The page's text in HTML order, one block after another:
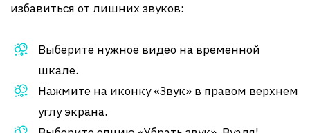
избавиться от лишних звуков:
Выберите нужное видео на временной
шкале.
Нажмите на иконку «Звук» в правом верхнем
углу экрана.